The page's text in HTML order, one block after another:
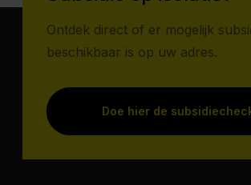
Ontdek direct of er mogelijk
beschikbaar is op uw adres.
Doe hier de